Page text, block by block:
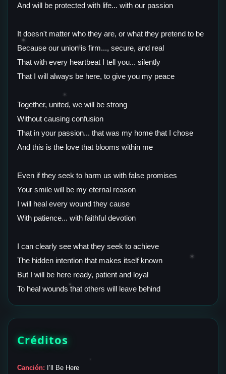
✶
✶
✶
✶
✶
And will be protected with life... with our passion
It doesn't matter who they are, or what they pretend to be
Because our union is firm..., secure, and real
That with every heartbeat I tell you... silently
That I will always be here, to give you my peace
Together, united, we will be strong
Without causing confusion
That in your passion... that was my home that I chose
And this is the love that blooms within me
Even if they seek to harm us with false promises
Your smile will be my eternal reason
I will heal every wound they cause
With patience... with faithful devotion
I can clearly see what they seek to achieve
The hidden intention that makes itself known
But I will be here ready, patient and loyal
Créditos
Canción: I’ll Be Here